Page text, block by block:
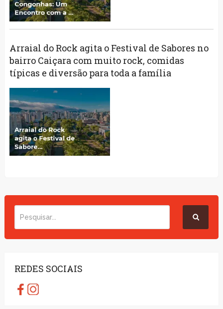
Arraial do Rock agita o Festival de Sabores no
bairro Caiçara com muito rock, comidas
típicas e diversão para toda a família
REDES SOCIAIS